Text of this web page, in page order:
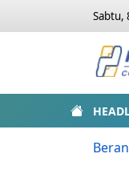
Sabtu,